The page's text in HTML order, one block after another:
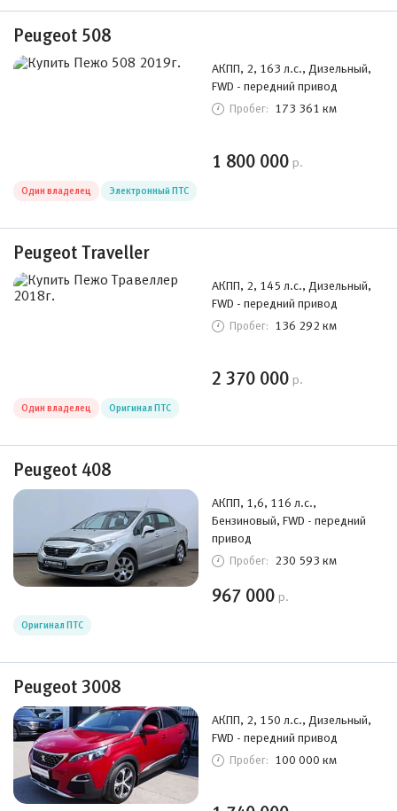
Peugeot 508
АКПП, 2, 163 л.с., Дизельный,
FWD - передний привод
Пробег: 173 361 км
1 800 000 р.
Один владелец Электронный ПТС
Peugeot Traveller
АКПП, 2, 145 л.с., Дизельный,
FWD - передний привод
Пробег: 136 292 км
2 370 000 р.
Один владелец Оригинал ПТС
Peugeot 408
АКПП, 1,6, 116 л.с.,
Бензиновый, FWD - передний
привод
Пробег: 230 593 км
967 000 р.
Оригинал ПТС
Peugeot 3008
АКПП, 2, 150 л.с., Дизельный,
FWD - передний привод
Пробег: 100 000 км